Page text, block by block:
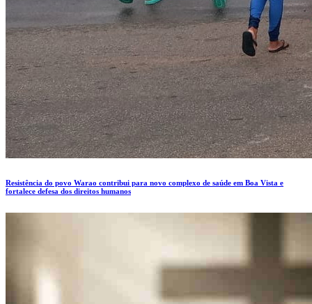
Resistência do povo Warao contribui para novo complexo de saúde em Boa Vista e
fortalece defesa dos direitos humanos